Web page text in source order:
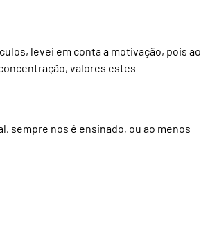
levei em conta a motivação, pois ao
valores estes
sempre nos é ensinado, ou ao menos